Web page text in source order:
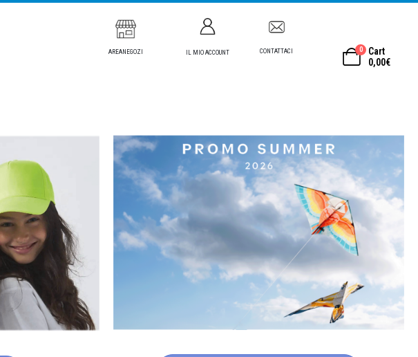
AREANEGOZI IL MIO ACCOUNT CONTATTACI 0
Cart
0,00€